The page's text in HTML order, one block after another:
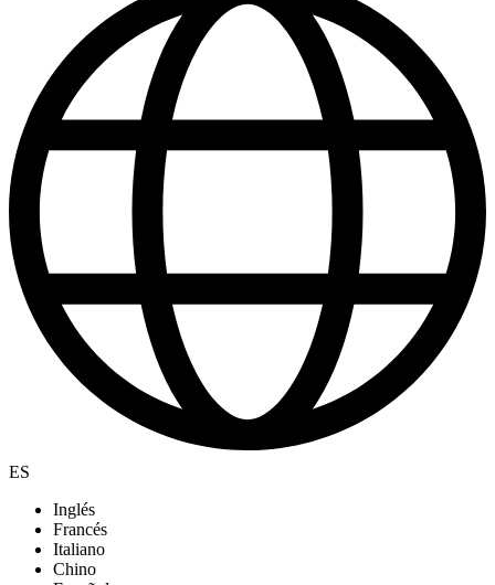
ES
Inglés
Francés
Italiano
Chino